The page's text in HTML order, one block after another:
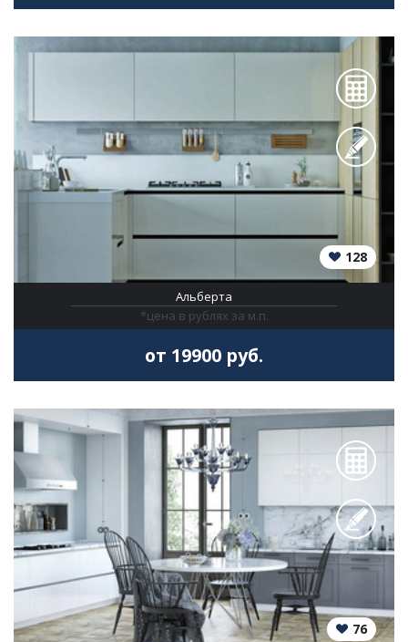
128
Альберта
*цена в рублях за м.п.
от 19900 руб.
76